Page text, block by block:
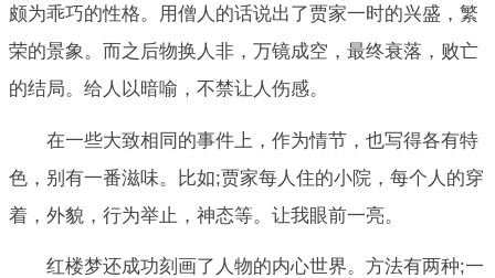
颇为乖巧的性格。用僧人的话说出了贾家一时的兴盛，繁
荣的景象。而之后物换人非，万镜成空，最终衰落，败亡
的结局。给人以暗喻，不禁让人伤感。
在一些大致相同的事件上，作为情节，也写得各有特
色，别有一番滋味。比如;贾家每人住的小院，每个人的穿
着，外貌，行为举止，神态等。让我眼前一亮。
红楼梦还成功刻画了人物的内心世界。方法有两种;一